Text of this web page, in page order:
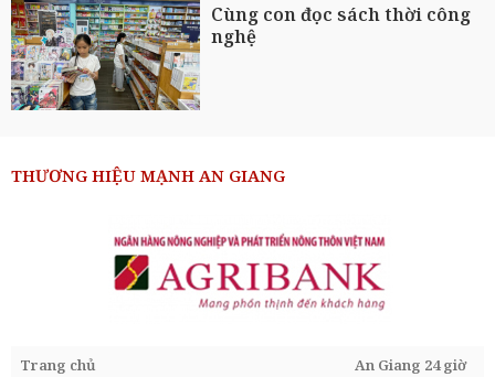
Cùng con đọc sách thời công
nghệ
THƯƠNG HIỆU MẠNH AN GIANG
Trang chủ
An Giang 24 giờ